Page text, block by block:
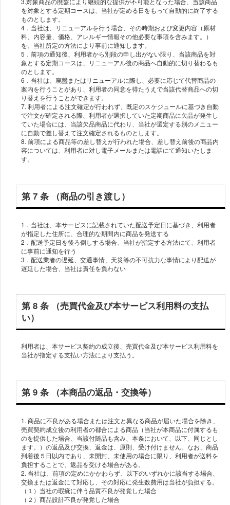
を対象とする定期コースは、当社が定める日をもって自動的に終了する
ものとします。
4．当社は、リニューアルを行う場合、その時期および変更内容（原材
料、内容量、価格、アレルギー情報その他必要な事項を含みます。）
を、当社所定の方法により事前に通知します。
5．前項の通知後、利用者から別段の申し出がない限り、当該商品を対
象とする定期コースは、リニューアル後の商品へ自動的に切り替わるも
のとします。
6．当社は、廃盤またはリニューアルに際し、必要に応じて代替商品の
案内を行うことがあり、利用者の同意を得たうえで当該代替商品への切
り替えを行うことができます。
7. 利用者による注文確定が行われず、既定のスケジュールに基づき自動
で注文が確定される際、利用者が選択していた定期商品に欠品が発生し
ていた場合には、当該欠品商品に代わり、当社が選定する別のメニュー
に自動で差し替えて注文確定されるものとします。
8. 前項による商品等の差し替えが行われた場合、差し替え前後の商品内
容については、利用者に対し電子メールまたは電話にて通知いたしま
第 7 条 （商品の引き渡し）
1．当社は、本サービスに記載されていた配送予定日に基づき、利用者
が指定した住所に、合理的な期間内に商品を発送する
2．配送予定日を後ろ倒しする場合、当社が指定する方法にて、利用者
に事前に通知を行う
3．配送業者の遅延、交通事情、天災等の不可抗力な事情により配送が
第 8 条 （売買代金及び本サービス利用料の支払
い）
利⽤者は、本サービス契約の成⽴後、売買代⾦及び本サービス利⽤料を
当社が指定する⽀払い⽅法により⽀払う。
第 9 条 （本商品の返品・交換等）
1. 商品に不良がある場合または注文と異なる商品が届いた場合を除き、
売買契約成⽴後の利⽤者の都合による商品（当社が本商品に付属するも
のを提供した場合、当該付随品も含み、本条において、以下、同じとし
ます。）の返品及び交換、返⾦は、原則、受け付けません。なお、商品
到着後５日以内であり、未開封、未使用の場合に限り、利用者が送料を
負担することで、返品を受ける場合がある。
2. 当社は、前項の定めにかかわらず、以下のいずれかに該当する場合、
交換または返金にて対応し、その対応に発生数費用は当社が負担する。
（１）当社の瑕疵に伴う品質不良が発覚した場合
（２）商品設計不良が発覚した場合